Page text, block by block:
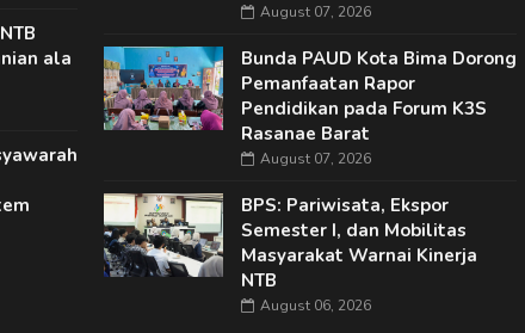
ala
August 07, 2026
Bunda PAUD Kota Bima Dorong
Pemanfaatan Rapor
Pendidikan pada Forum K3S
Rasanae Barat
August 07, 2026
BPS: Pariwisata, Ekspor
Semester I, dan Mobilitas
Masyarakat Warnai Kinerja
NTB
August 06, 2026